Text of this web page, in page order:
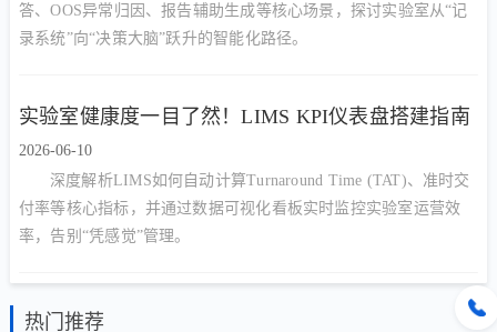
答、OOS异常归因、报告辅助生成等核心场景，探讨实验室从“记
录系统”向“决策大脑”跃升的智能化路径。
实验室健康度一目了然！LIMS KPI仪表盘搭建指南
2026-06-10
深度解析LIMS如何自动计算Turnaround Time (TAT)、准时交
付率等核心指标，并通过数据可视化看板实时监控实验室运营效
率，告别“凭感觉”管理。
热门推荐